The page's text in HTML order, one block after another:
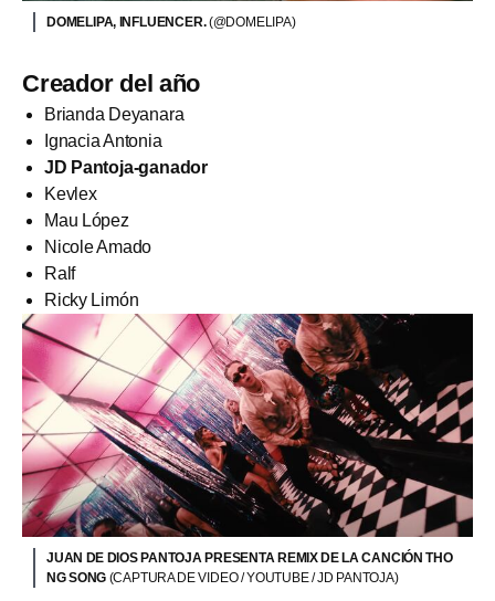
DOMELIPA, INFLUENCER.(@DOMELIPA)
Creador del año
Brianda Deyanara
Ignacia Antonia
JD Pantoja-ganador
Kevlex
Mau López
Nicole Amado
Ralf
Ricky Limón
JUAN DE DIOS PANTOJA PRESENTA REMIX DE LA CANCIÓN THO
NG SONG (CAPTURA DE VIDEO / YOUTUBE / JD PANTOJA)